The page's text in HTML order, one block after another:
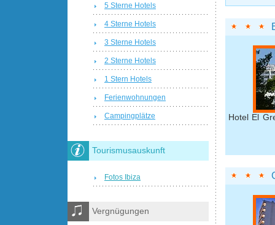
Hotel El
5 Sterne Hotels
4 Sterne Hotels
3 Sterne Hotels
2 Sterne Hotels
1 Stern Hotels
Ferienwohnungen
Campingplätze
Tourismusauskunft
Fotos Ibiza
Vergnügungen